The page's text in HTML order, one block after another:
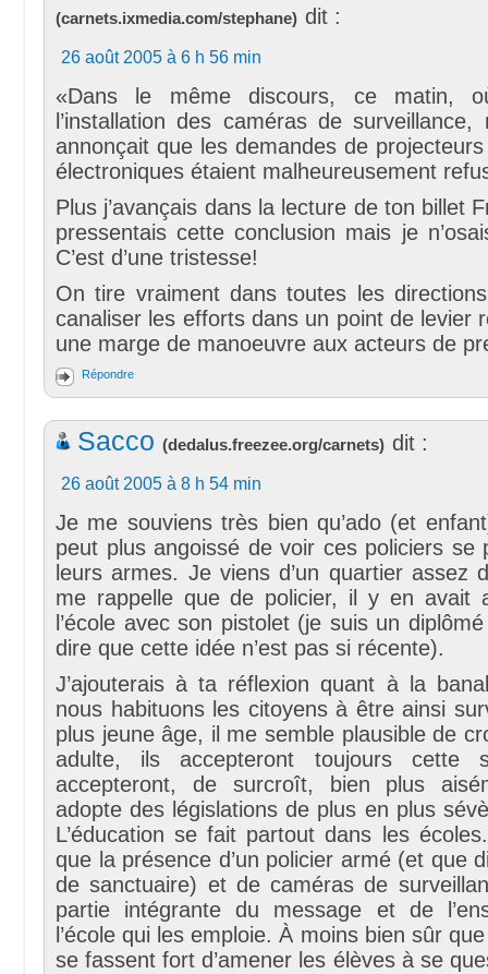
(carnets.ixmedia.com/stephane) dit :
26 août 2005 à 6 h 56 min
«Dans le même discours, ce matin,
l’installation des caméras de surveillance,
annonçait que les demandes de
électroniques étaient malheureusement
Plus j’avançais dans la lecture de ton billet
pressentais cette conclusion mais je
C’est d’une tristesse!
On tire vraiment dans toutes les
canaliser les efforts dans un point de levier
une marge de manoeuvre aux acteurs de
Répondre
Sacco (dedalus.freezee.org/carnets) dit :
26 août 2005 à 8 h 54 min
Je me souviens très bien qu’ado (et
peut plus angoissé de voir ces policiers se
leurs armes. Je viens d’un quartier assez
me rappelle que de policier, il y en avait
l’école avec son pistolet (je suis un
dire que cette idée n’est pas si récente).
J’ajouterais à ta réflexion quant à la
nous habituons les citoyens à être ainsi
plus jeune âge, il me semble plausible de
adulte, ils accepteront toujours cette
accepteront, de surcroît, bien plus
adopte des législations de plus en plus
L’éducation se fait partout dans les
que la présence d’un policier armé (et que
de sanctuaire) et de caméras de
partie intégrante du message et de
l’école qui les emploie. À moins bien sûr
se fassent fort d’amener les élèves à se